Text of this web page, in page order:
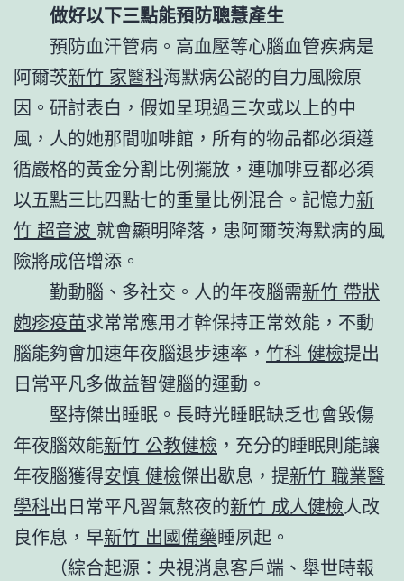
做好以下三點能預防聰慧產生
預防血汗管病。高血壓等心腦血管疾病是
阿爾茨新竹 家醫科海默病公認的自力風險原
因。研討表白，假如呈現過三次或以上的中
風，人的她那間咖啡館，所有的物品都必須遵
循嚴格的黃金分割比例擺放，連咖啡豆都必須
以五點三比四點七的重量比例混合。記憶力新
竹 超音波 就會顯明降落，患阿爾茨海默病的風
險將成倍增添。
勤動腦、多社交。人的年夜腦需新竹 帶狀
皰疹疫苗求常常應用才幹保持正常效能，不動
腦能夠會加速年夜腦退步速率， 竹科 健檢提出
日常平凡多做益智健腦的運動。
堅持傑出睡眠。長時光睡眠缺乏也會毀傷
年夜腦效能新竹 公教健檢 ，充分的睡眠則能讓
年夜腦獲得安慎 健檢傑出歇息，提新竹 職業醫
學科出日常平凡習氣熬夜的新竹 成人健檢人改
良作息，早新竹 出國備藥睡夙起。
（綜合起源：央視消息客戶端、舉世時報